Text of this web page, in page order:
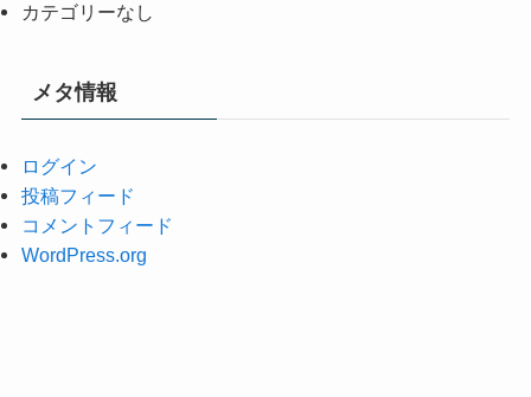
カテゴリーなし
メタ情報
ログイン
投稿フィード
コメントフィード
WordPress.org